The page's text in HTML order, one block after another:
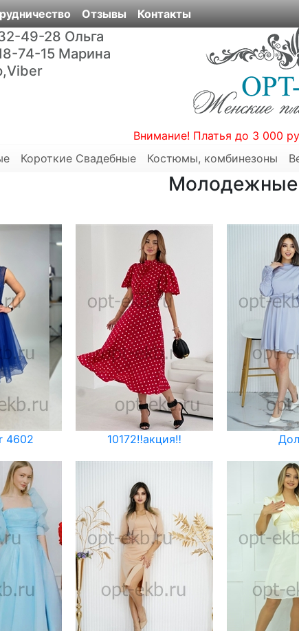
Отзывы Контакты
49-28 Ольга
74-15 Марина
Внимание! Платья до 3 000
Короткие Свадебные Костюмы, комбинезоны
Молодежные
4602 10172‼️акция‼️